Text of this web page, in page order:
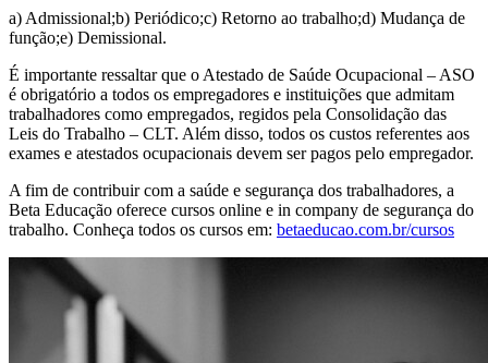
a) Admissional;b) Periódico;c) Retorno ao trabalho;d) Mudança de
função;e) Demissional.
É importante ressaltar que o Atestado de Saúde Ocupacional – ASO
é obrigatório a todos os empregadores e instituições que admitam
trabalhadores como empregados, regidos pela Consolidação das
Leis do Trabalho – CLT. Além disso, todos os custos referentes aos
exames e atestados ocupacionais devem ser pagos pelo empregador.
A fim de contribuir com a saúde e segurança dos trabalhadores, a
Beta Educação oferece cursos online e in company de segurança do
trabalho. Conheça todos os cursos em: betaeducao.com.br/cursos